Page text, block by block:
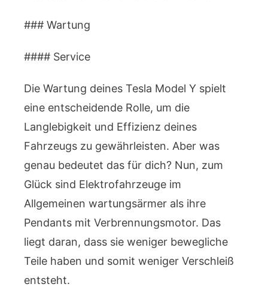
### Wartung
#### Service
Die Wartung deines Tesla Model Y spielt
eine entscheidende Rolle, um die
Langlebigkeit und Effizienz deines
Fahrzeugs zu gewährleisten. Aber was
genau bedeutet das für dich? Nun, zum
Glück sind Elektrofahrzeuge im
Allgemeinen wartungsärmer als ihre
Pendants mit Verbrennungsmotor. Das
liegt daran, dass sie weniger bewegliche
Teile haben und somit weniger Verschleiß
entsteht.